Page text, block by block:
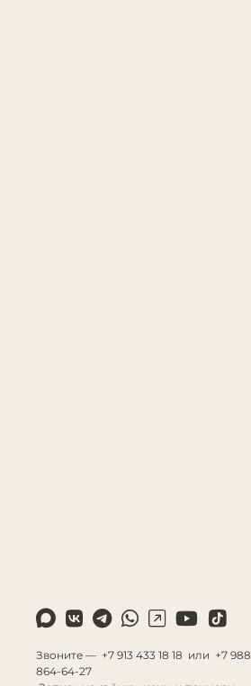
Звоните — +7 913 433 18 18 или +7 988
864-64-27